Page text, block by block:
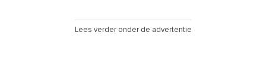
Lees verder onder de advertentie